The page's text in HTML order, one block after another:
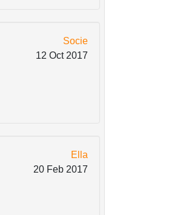
Socie
12 Oct 2017
Ella
20 Feb 2017